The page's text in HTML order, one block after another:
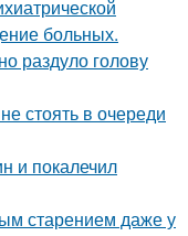
больных.
раздуло голову
стоять в очереди
и покалечил
старением даже у